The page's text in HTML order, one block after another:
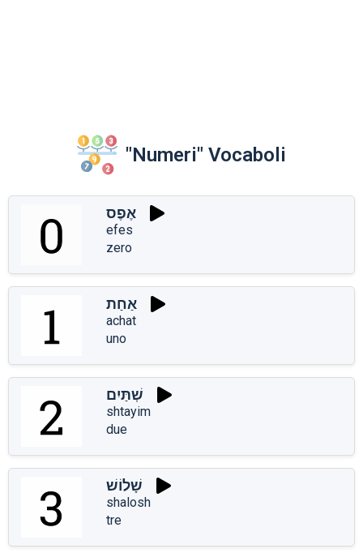
"Numeri" Vocaboli
אֶפֶס
efes
zero
אַחַת
achat
uno
שְׁתַּיִם
shtayim
due
שָׁלוֹשׁ
shalosh
tre